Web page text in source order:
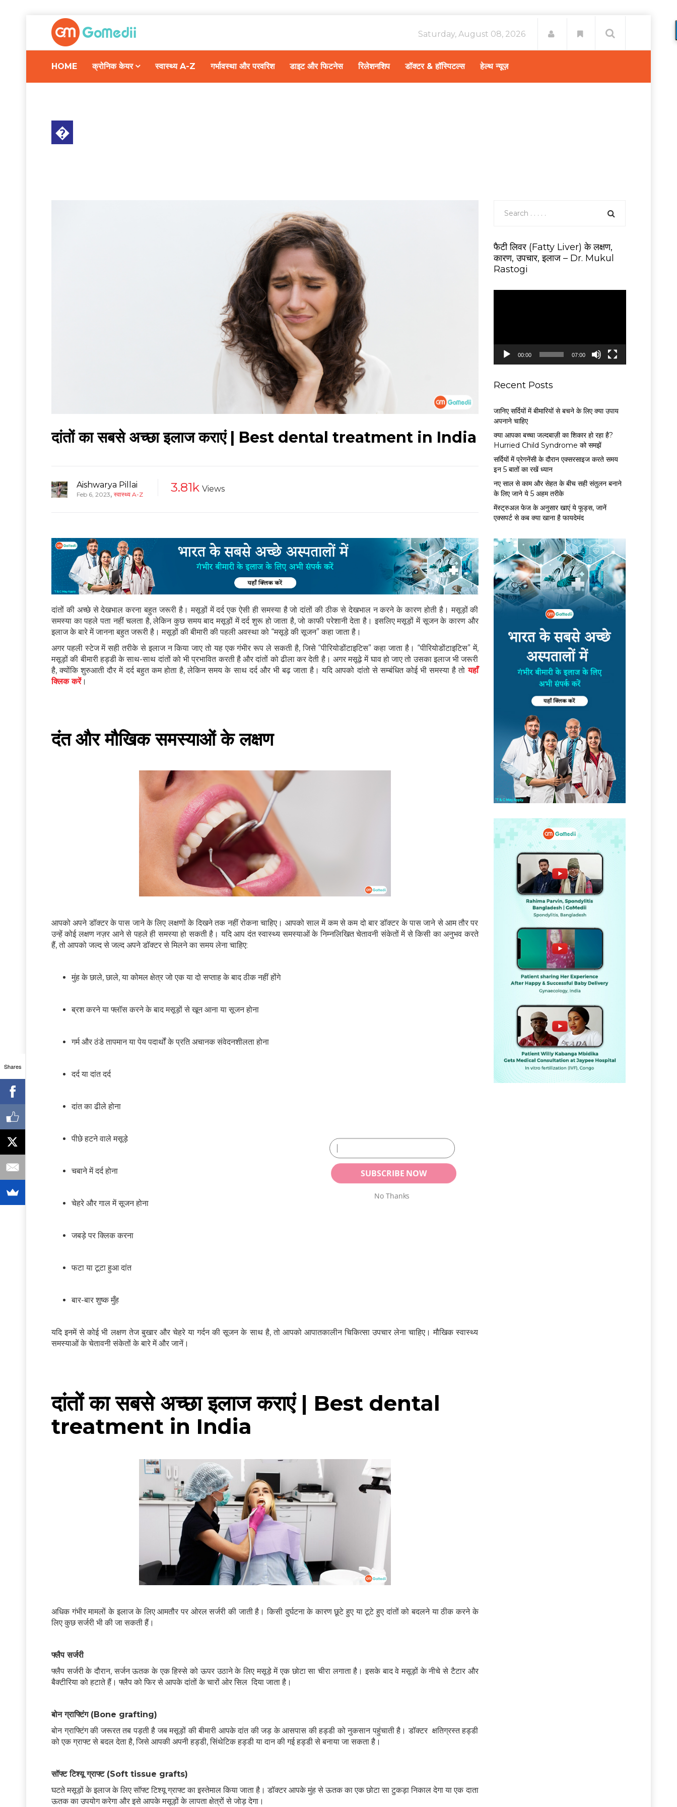
Saturday, August 08, 2026
HOME क्रोनिक केयर स्वास्थ्य A-Z गर्भावस्था और परवरिश डाइट और फिटनेस रिलेशनशिप डॉक्टर & हॉस्पिटल्स हेल्थ न्यूज़
�
दांतों का सबसे अच्छा इलाज कराएं | Best dental treatment in India
Aishwarya Pillai
Feb 6, 2023, स्वास्थ्य A-Z 3.81k Views
दांतों की अच्छे से देखभाल करना बहुत जरूरी है। मसूड़ों में दर्द एक ऐसी ही समस्या है जो दांतों की ठीक से देखभाल न करने के कारण होती है। मसूड़ों की
समस्या का पहले पता नहीं चलता है, लेकिन कुछ समय बाद मसूड़ों में दर्द शुरू हो जाता है, जो काफी परेशानी देता है। इसलिए मसूड़ों में सूजन के कारण और
इलाज के बारे में जानना बहुत जरूरी है। मसूड़ों की बीमारी की पहली अवस्था को “मसूड़े की सूजन” कहा जाता है।
अगर पहली स्टेज में सही तरीके से इलाज न किया जाए तो यह एक गंभीर रूप ले सकती है, जिसे “पीरियोडोंटाइटिस” कहा जाता है। “पीरियोडोंटाइटिस” में,
मसूड़ों की बीमारी हड्डी के साथ-साथ दांतों को भी प्रभावित करती है और दांतों को ढीला कर देती है। अगर मसूढ़े में घाव हो जाए तो उसका इलाज भी जरूरी
है, क्योंकि शुरुआती दौर में दर्द बहुत कम होता है, लेकिन समय के साथ दर्द और भी बढ़ जाता है। यदि आपको दांतो से सम्बंधित कोई भी समस्या है तोयहाँ
क्लिक करें।
दंत और मौखिक समस्याओं के लक्षण
आपको अपने डॉक्टर के पास जाने के लिए लक्षणों के दिखने तक नहीं रोकना चाहिए। आपको साल में कम से कम दो बार डॉक्टर के पास जाने से आम तौर पर
उन्हें कोई लक्षण नज़र आने से पहले ही समस्या हो सकती है। यदि आप दंत स्वास्थ्य समस्याओं के निम्नलिखित चेतावनी संकेतों में से किसी का अनुभव करते
हैं, तो आपको जल्द से जल्द अपने डॉक्टर से मिलने का समय लेना चाहिए:
मुंह के छाले, छाले, या कोमल क्षेत्र जो एक या दो सप्ताह के बाद ठीक नहीं होंगे
ब्रश करने या फ्लॉस करने के बाद मसूड़ों से खून आना या सूजन होना
गर्म और ठंडे तापमान या पेय पदार्थों के प्रति अचानक संवेदनशीलता होना
दर्द या दांत दर्द
दांत का ढीले होना
पीछे हटने वाले मसूड़े
चबाने में दर्द होना
चेहरे और गाल में सूजन होना
जबड़े पर क्लिक करना
फटा या टूटा हुआ दांत
बार-बार शुष्क मुँह
यदि इनमें से कोई भी लक्षण तेज बुखार और चेहरे या गर्दन की सूजन के साथ है, तो आपको आपातकालीन चिकित्सा उपचार लेना चाहिए। मौखिक स्वास्थ्य
समस्याओं के चेतावनी संकेतों के बारे में और जानें।
दांतों का सबसे अच्छा इलाज कराएं | Best dental
treatment in India
अधिक गंभीर मामलों के इलाज के लिए आमतौर पर ओरल सर्जरी की जाती है। किसी दुर्घटना के कारण छूटे हुए या टूटे हुए दांतों को बदलने या ठीक करने के
लिए कुछ सर्जरी भी की जा सकती हैं।
फ्लैप सर्जरी
फ्लैप सर्जरी के दौरान, सर्जन ऊतक के एक हिस्से को ऊपर उठाने के लिए मसूड़े में एक छोटा सा चीरा लगाता है। इसके बाद वे मसूड़ों के नीचे से टैटार और
बैक्टीरिया को हटाते हैं। फ्लैप को फिर से आपके दांतों के चारों ओर सिल दिया जाता है।
बोन ग्राफ्टिंग (Bone grafting)
बोन ग्राफ्टिंग की जरूरत तब पड़ती है जब मसूड़ों की बीमारी आपके दांत की जड़ के आसपास की हड्डी को नुकसान पहुंचाती है। डॉक्टर क्षतिग्रस्त हड्डी
को एक ग्राफ्ट से बदल देता है, जिसे आपकी अपनी हड्डी, सिंथेटिक हड्डी या दान की गई हड्डी से बनाया जा सकता है।
सॉफ्ट टिश्यू ग्राफ्ट (Soft tissue grafts)
घटते मसूड़ों के इलाज के लिए सॉफ्ट टिश्यू ग्राफ्ट का इस्तेमाल किया जाता है। डॉक्टर आपके मुंह से ऊतक का एक छोटा सा टुकड़ा निकाल देगा या एक दाता
ऊतक का उपयोग करेगा और इसे आपके मसूड़ों के लापता क्षेत्रों से जोड़ देगा।
फैटी लिवर (Fatty Liver) के लक्षण,
कारण, उपचार, इलाज – Dr. Mukul
Rastogi
y
00:00 07:00
Recent Posts
जानिए सर्दियों में बीमारियों से बचने के लिए क्या उपाय
अपनाने चाहिए
क्या आपका बच्चा जल्दबाज़ी का शिकार हो रहा है?
Hurried Child Syndrome को समझें
सर्द‍ियों में प्रेगनेंसी के दौरान एक्सरसाइज करते समय
इन 5 बातों का रखें ध्यान
नए साल से काम और सेहत के बीच सही संतुलन बनाने
के लिए जाने ये 5 अहम तरीके
मेंस्ट्रुअल फेज के अनुसार खाएं ये फूड्स, जानें
एक्सपर्ट से कब क्या खाना है फायदेमंद
Shares
SUBSCRIBE NOW
No Thanks